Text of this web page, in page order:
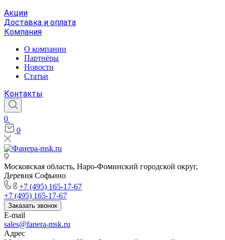
Акции
Доставка и оплата
Компания
О компании
Партнёры
Новости
Статьи
Контакты
0
0
Московская область, Наро-Фоминский городской округ,
Деревня Софьино
+7 (495) 165-17-67
+7 (495) 165-17-67
Заказать звонок
E-mail
sales@fanera-msk.ru
Адрес